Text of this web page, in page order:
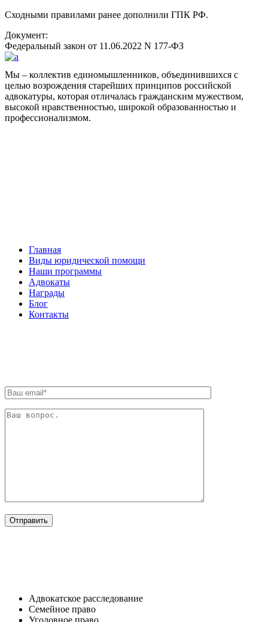
Сходными правилами ранее дополнили ГПК РФ.
Документ:
Федеральный закон от 11.06.2022 N 177-ФЗ
Мы – коллектив единомышленников, объединившихся с
целью возрождения старейших принципов российской
адвокатуры, которая отличалась гражданским мужеством,
высокой нравственностью, широкой образованностью и
профессионализмом.
Главная
Виды юридической помощи
Наши программы
Адвокаты
Награды
Блог
Контакты
Адвокатское расследование
Семейное право​
Уголовное право​